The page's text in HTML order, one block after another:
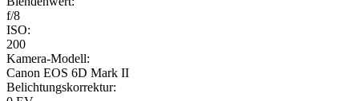
f/8
ISO:
200
Kamera-Modell:
Canon EOS 6D Mark II
Belichtungskorrektur: